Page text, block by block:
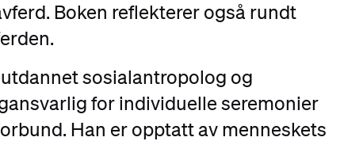
Boken reflekterer også rundt
sosialantropolog og
for individuelle seremonier
Han er opptatt av menneskets